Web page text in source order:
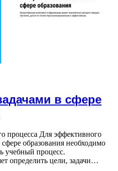
в сфере
процесса Для эффективного
образования необходимо
учебный процесс.
определить цели, задачи…